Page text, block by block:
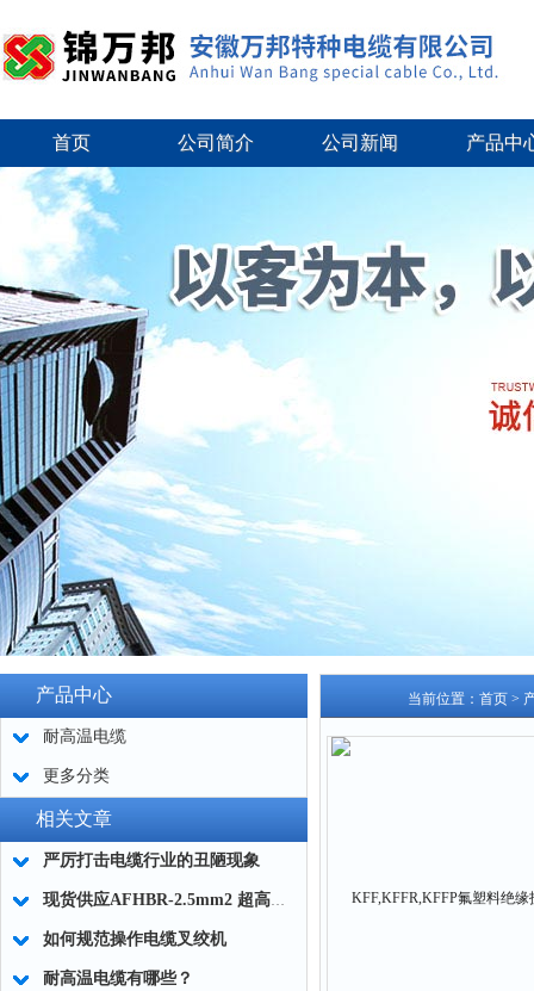
首页 公司简介 公司新闻 产品中
产品中心
耐高温电缆
更多分类
相关文章
严厉打击电缆行业的丑陋现象
现货供应AFHBR-2.5mm2 超高温耐火电缆
如何规范操作电缆叉绞机
耐高温电缆有哪些？
当前位置： 首页 >